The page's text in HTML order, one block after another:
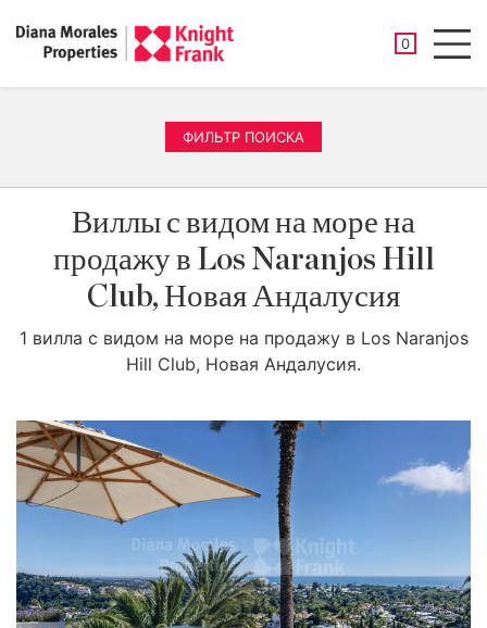
0
ФИЛЬТР ПОИСКА
Виллы с видом на море на
продажу в Los Naranjos Hill
Club, Новая Андалусия
1 вилла с видом на море на продажу в Los Naranjos
Hill Club, Новая Андалусия.